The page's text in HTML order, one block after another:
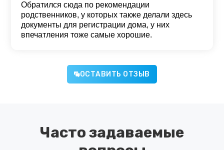
Обратился сюда по рекомендации
родственников, у которых также делали здесь
документы для регистрации дома, у них
впечатления тоже самые хорошие.
ОСТАВИТЬ ОТЗЫВ
Часто задаваемые